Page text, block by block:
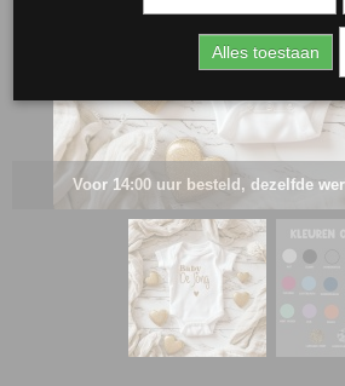
Voor 14:00 uur besteld, dezelfde
Alles toestaan